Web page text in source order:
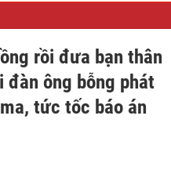
rồi đưa bạn thân
ông bỗng phát
tức tốc báo án